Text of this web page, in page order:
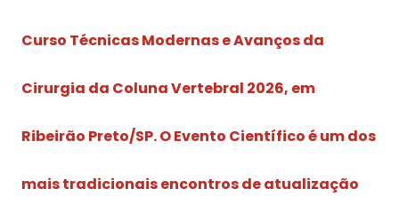
Curso Técnicas Modernas e Avanços da
Cirurgia da Coluna Vertebral 2026, em
Ribeirão Preto/SP. O Evento Científico é um dos
mais tradicionais encontros de atualização